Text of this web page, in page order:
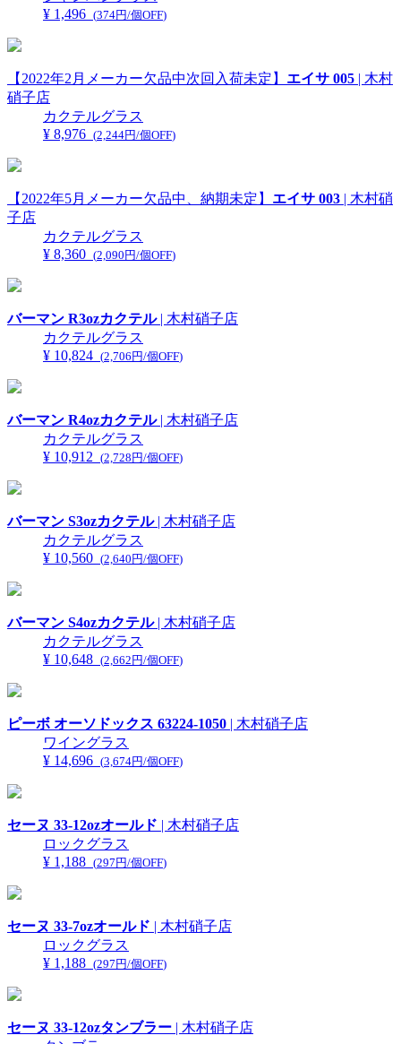
¥ 1,496 (374円/個OFF)
【2022年2月メーカー欠品中次回入荷未定】 エイサ 005 | 木村
硝子店
カクテルグラス
¥ 8,976 (2,244円/個OFF)
【2022年5月メーカー欠品中、納期未定】 エイサ 003 | 木村硝
子店
カクテルグラス
¥ 8,360 (2,090円/個OFF)
バーマン R3ozカクテル| 木村硝子店
カクテルグラス
¥ 10,824 (2,706円/個OFF)
バーマン R4ozカクテル| 木村硝子店
カクテルグラス
¥ 10,912 (2,728円/個OFF)
バーマン S3ozカクテル| 木村硝子店
カクテルグラス
¥ 10,560 (2,640円/個OFF)
バーマン S4ozカクテル| 木村硝子店
カクテルグラス
¥ 10,648 (2,662円/個OFF)
ピーボ オーソドックス 63224-1050 | 木村硝子店
ワイングラス
¥ 14,696 (3,674円/個OFF)
セーヌ 33-12ozオールド | 木村硝子店
ロックグラス
¥ 1,188 (297円/個OFF)
セーヌ 33-7ozオールド | 木村硝子店
ロックグラス
¥ 1,188 (297円/個OFF)
セーヌ 33-12ozタンブラー | 木村硝子店